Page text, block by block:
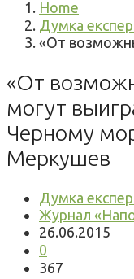
Home
Думка
«От
«От
могут
Черному
Меркушев
Думка
Журнал
26.06.2015
0
367